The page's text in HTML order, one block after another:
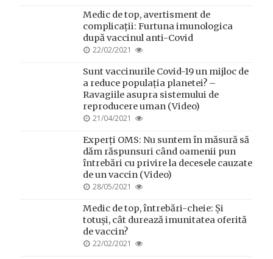
Medic de top, avertisment de
complicații: Furtuna imunologica
după vaccinul anti-Covid
POSTED
22/02/2021
Sunt vaccinurile Covid-19 un mijloc de
a reduce populația planetei? –
Ravagiile asupra sistemului de
reproducere uman (Video)
POSTED
21/04/2021
Experți OMS: Nu suntem în măsură să
dăm răspunsuri când oamenii pun
întrebări cu privire la decesele cauzate
de un vaccin (Video)
POSTED
28/05/2021
Medic de top, întrebări-cheie: Și
totuși, cât durează imunitatea oferită
de vaccin?
POSTED
22/02/2021